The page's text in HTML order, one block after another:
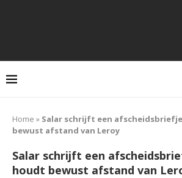
Home » Salar schrijft een
bewust afstand van Leroy
Salar schrijft een
houdt bewust afstand van